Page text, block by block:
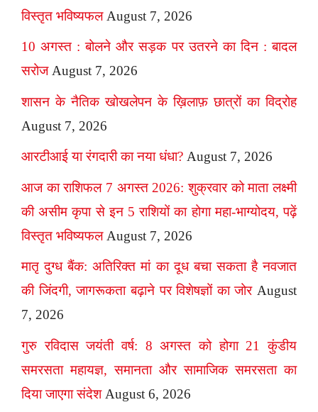
विस्तृत भविष्यफल August 7, 2026
10 अगस्त : बोलने और सड़क पर उतरने का दिन : बादल
सरोज August 7, 2026
शासन के नैतिक खोखलेपन के ख़िलाफ़ छात्रों का विद्रोह
August 7, 2026
आरटीआई या रंगदारी का नया धंधा? August 7, 2026
आज का राशिफल 7 अगस्त 2026: शुक्रवार को माता लक्ष्मी
की असीम कृपा से इन 5 राशियों का होगा महा-भाग्योदय, पढ़ें
विस्तृत भविष्यफल August 7, 2026
मातृ दुग्ध बैंक: अतिरिक्त मां का दूध बचा सकता है नवजात
की जिंदगी, जागरूकता बढ़ाने पर विशेषज्ञों का जोर August
7, 2026
गुरु रविदास जयंती वर्ष: 8 अगस्त को होगा 21 कुंडीय
समरसता महायज्ञ, समानता और सामाजिक समरसता का
दिया जाएगा संदेश August 6, 2026